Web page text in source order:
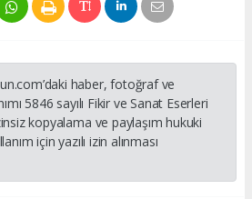
haber, fotoğraf ve
5846 sayılı Fikir ve Sanat Eserleri
kopyalama ve paylaşım hukuki
için yazılı izin alınması